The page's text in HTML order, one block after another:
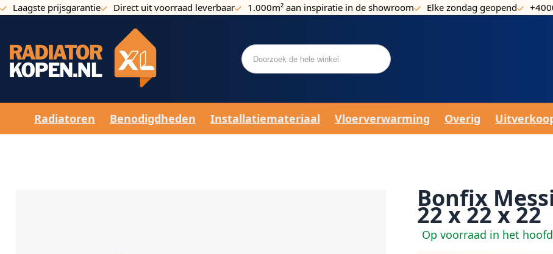
Ga naar de inhoud
Laagste prijsgarantie Direct uit voorraad leverbaar 1.000m² aan inspiratie in de showroom Elke zondag geopend
Radiatoren Benodigdheden Installatiemateriaal Vloerverwarming Overig
Bonfix
22 x 22 x 22
Op voorraad in het